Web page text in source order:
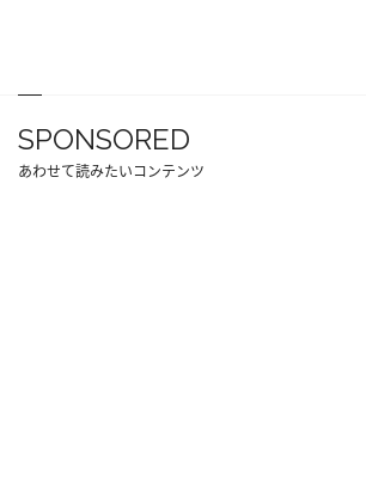
SPONSORED
あわせて読みたいコンテンツ